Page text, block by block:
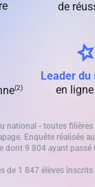
de
(2)
Leader
en
national - toutes filières
Enquête réalisée
dont 9 804 ayant passé
de 1 847 élèves